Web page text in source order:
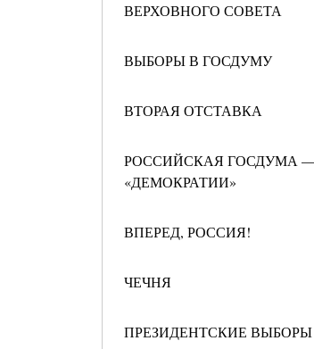
ВЕРХОВНОГО СОВЕТА
ВЫБОРЫ В ГОСДУМУ
ВТОРАЯ ОТСТАВКА
РОССИЙСКАЯ ГОСДУМА
«ДЕМОКРАТИИ»
ВПЕРЕД, РОССИЯ!
ЧЕЧНЯ
ПРЕЗИДЕНТСКИЕ ВЫБОРЫ